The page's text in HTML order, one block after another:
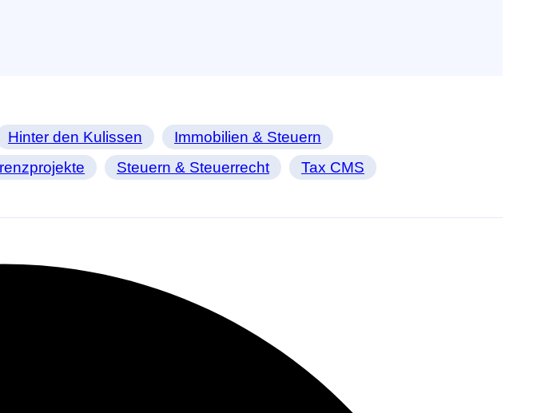
Hinter den Kulissen
Immobilien & Steuern
Steuern & Steuerrecht
Tax CMS